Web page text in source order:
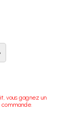
vous gagnez un